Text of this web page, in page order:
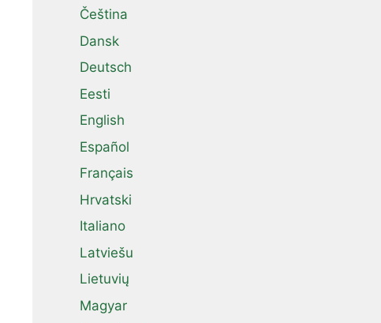
Čeština
Dansk
Deutsch
Eesti
English
Español
Français
Hrvatski
Italiano
Latviešu
Lietuvių
Magyar